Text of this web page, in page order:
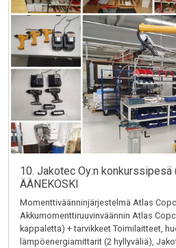
10. Jakotec Oy:n
ÄÄNEKOSKI
Momenttiväänninjärjestelmä Atlas
Akkumomenttiruuvinväännin Atlas
kappaletta) + tarvikkeet Toimilaitteet,
lämpöenergiamittarit (2 hyllyväliä),